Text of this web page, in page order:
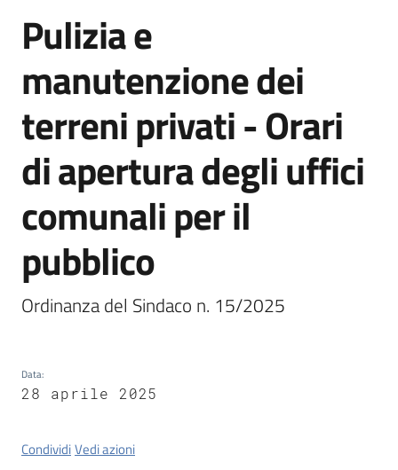
Novità
Menu selezionato
Servizi
Vivere
Borgo
Tossignano
on-
Prenotazioni
gli
Salta al contenuto
Pulizia e
manutenzione dei
terreni privati - Orari
di apertura degli uffici
comunali per il
pubblico
Ordinanza del Sindaco n. 15/2025
Data:
28 aprile 2025
CondividiVedi azioni